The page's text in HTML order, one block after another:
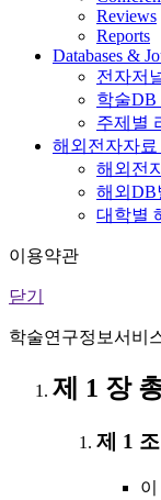
Reviews
Reports
Databases &
전자저
학술DB
주제별
해외전자자료
해외전
해외DB
대학별
이용약관
닫기
학술연구정보서비
제 1 장
제 1